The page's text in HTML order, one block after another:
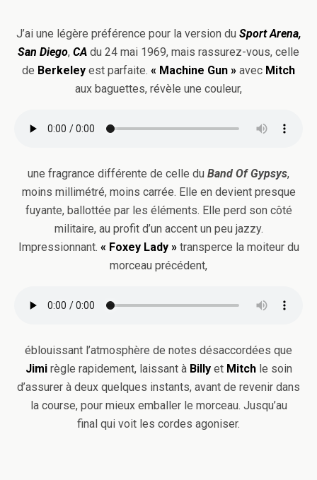
J’ai une légère préférence pour la version du Sport Arena,
San Diego, CA du 24 mai 1969, mais rassurez-vous, celle
de Berkeley est parfaite. « Machine Gun » avec Mitch
aux baguettes, révèle une couleur,
une fragrance différente de celle du Band Of Gypsys,
moins millimétré, moins carrée. Elle en devient presque
fuyante, ballottée par les éléments. Elle perd son côté
militaire, au profit d’un accent un peu jazzy.
Impressionnant. « Foxey Lady »transperce la moiteur du
morceau précédent,
éblouissant l’atmosphère de notes désaccordées que
Jimirègle rapidement, laissant à Billyet Mitchle soin
d’assurer à deux quelques instants, avant de revenir dans
la course, pour mieux emballer le morceau. Jusqu’au
final qui voit les cordes agoniser.